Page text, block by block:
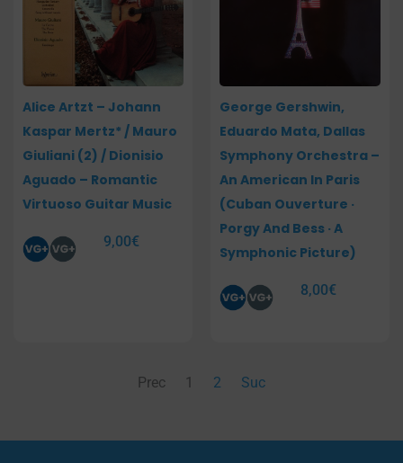
Alice Artzt – Johann
Kaspar Mertz* / Mauro
Giuliani (2) / Dionisio
Aguado – Romantic
Virtuoso Guitar Music
9,00€
George Gershwin,
Eduardo Mata, Dallas
Symphony Orchestra –
An American In Paris
(Cuban Ouverture ·
Porgy And Bess · A
Symphonic Picture)
8,00€
Prec 1 2 Suc